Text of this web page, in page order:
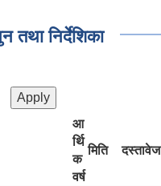
तथा निर्देशिका
आ
र्थि
क
वर्ष
मिति दस्तावेज